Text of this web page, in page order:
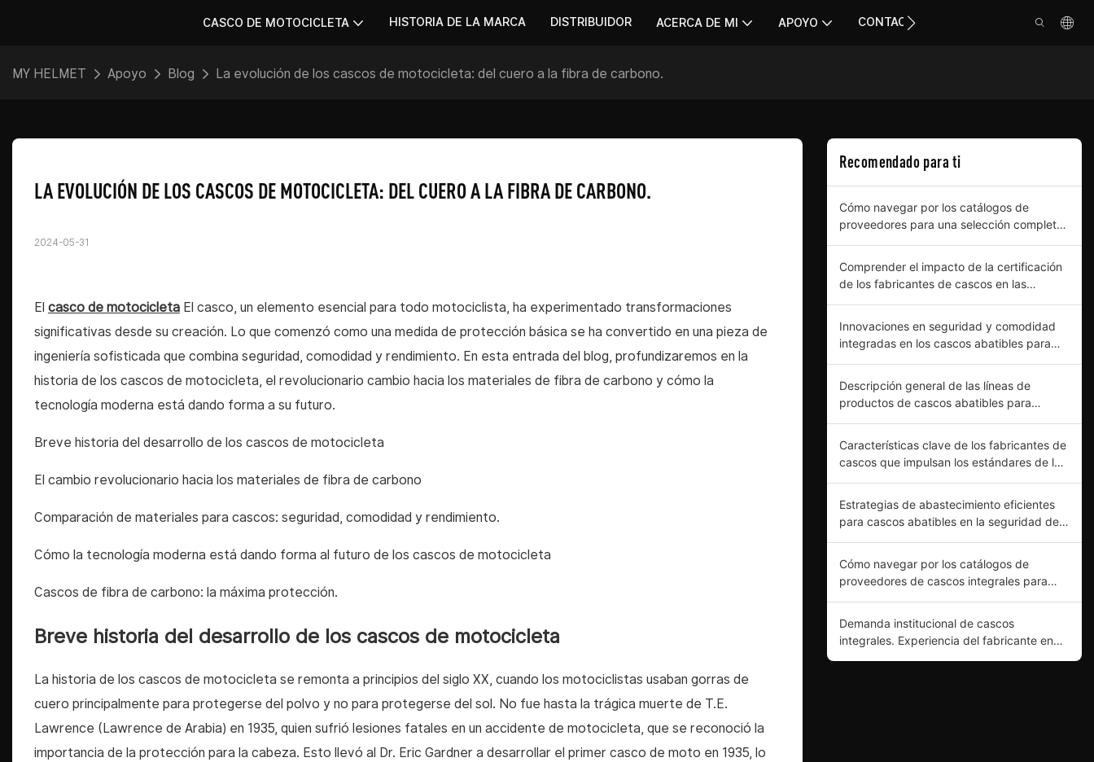
CASCO DE MOTOCICLETA HISTORIA DE LA MARCA DISTRIBUIDOR ACERCA DE MI APOYO CONTACTO
MY HELMET Apoyo Blog La evolución de los cascos de motocicleta: del cuero a la fibra de carbono.
LA EVOLUCIÓN DE LOS CASCOS DE MOTOCICLETA: DEL CUERO A LA FIBRA DE CARBONO.
2024-05-31
El casco de motocicletaEl casco, un elemento esencial para todo motociclista, ha experimentado transformaciones
significativas desde su creación. Lo que comenzó como una medida de protección básica se ha convertido en una pieza de
ingeniería sofisticada que combina seguridad, comodidad y rendimiento. En esta entrada del blog, profundizaremos en la
historia de los cascos de motocicleta, el revolucionario cambio hacia los materiales de fibra de carbono y cómo la
tecnología moderna está dando forma a su futuro.
Breve historia del desarrollo de los cascos de motocicleta
El cambio revolucionario hacia los materiales de fibra de carbono
Comparación de materiales para cascos: seguridad, comodidad y rendimiento.
Cómo la tecnología moderna está dando forma al futuro de los cascos de motocicleta
Cascos de fibra de carbono: la máxima protección.
Breve historia del desarrollo de los cascos de motocicleta
La historia de los cascos de motocicleta se remonta a principios del siglo XX, cuando los motociclistas usaban gorras de
cuero principalmente para protegerse del polvo y no para protegerse del sol. No fue hasta la trágica muerte de T.E.
Lawrence (Lawrence de Arabia) en 1935, quien sufrió lesiones fatales en un accidente de motocicleta, que se reconoció la
importancia de la protección para la cabeza. Esto llevó al Dr. Eric Gardner a desarrollar el primer casco de moto en 1935, lo
Recomendado para ti
Cómo navegar por los catálogos de
proveedores para una selección completa
Comprender el impacto de la certificación
de los fabricantes de cascos en las
Innovaciones en seguridad y comodidad
integradas en los cascos abatibles para
Descripción general de las líneas de
productos de cascos abatibles para
Características clave de los fabricantes de
cascos que impulsan los estándares de la
Estrategias de abastecimiento eficientes
para cascos abatibles en la seguridad de
Cómo navegar por los catálogos de
proveedores de cascos integrales para
Demanda institucional de cascos
integrales. Experiencia del fabricante en